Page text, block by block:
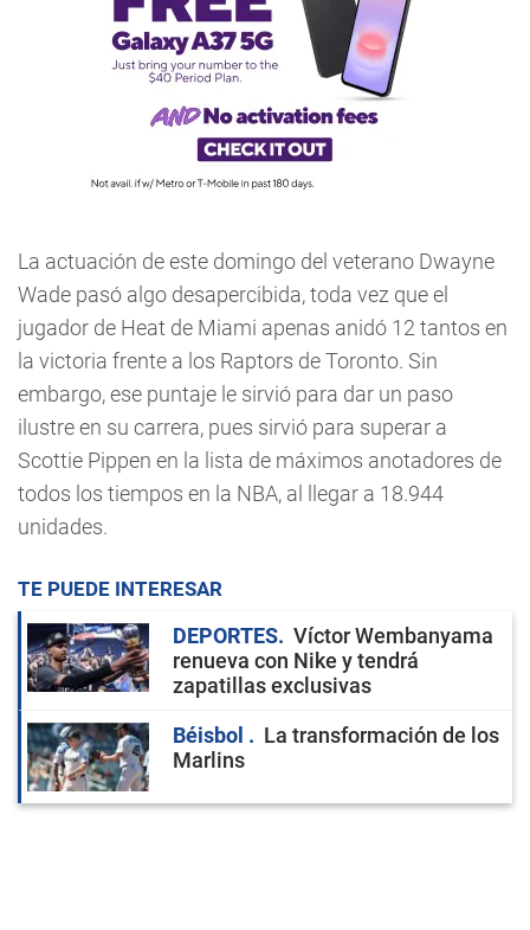
La actuación de este domingo del veterano Dwayne
Wade pasó algo desapercibida, toda vez que el
jugador de Heat de Miami apenas anidó 12 tantos en
la victoria frente a los Raptors de Toronto. Sin
embargo, ese puntaje le sirvió para dar un paso
ilustre en su carrera, pues sirvió para superar a
Scottie Pippen en la lista de máximos anotadores de
todos los tiempos en la NBA, al llegar a 18.944
unidades.
TE PUEDE INTERESAR
DEPORTES
Víctor Wembanyama
renueva con Nike y tendrá
zapatillas exclusivas
Béisbol
La transformación de los
Marlins